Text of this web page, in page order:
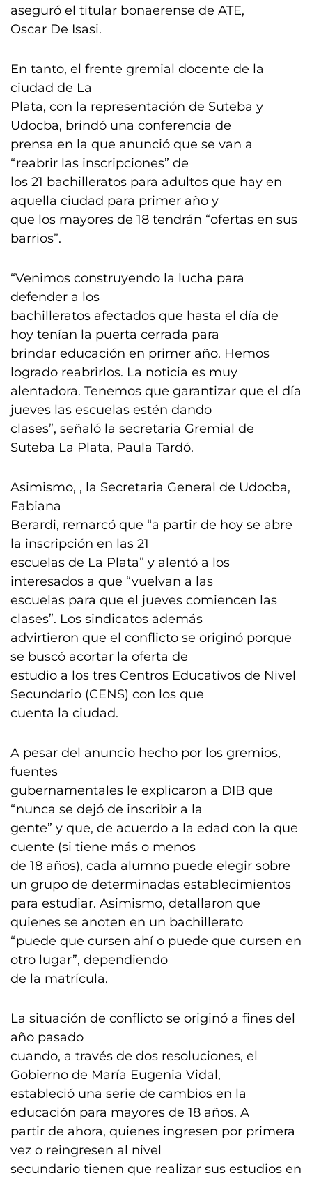
aseguró el titular bonaerense de ATE,
Oscar De Isasi.
En tanto, el frente gremial docente de la
ciudad de La
Plata, con la representación de Suteba y
Udocba, brindó una conferencia de
prensa en la que anunció que se van a
“reabrir las inscripciones” de
los 21 bachilleratos para adultos que hay en
aquella ciudad para primer año y
que los mayores de 18 tendrán “ofertas en sus
barrios”.
“Venimos construyendo la lucha para
defender a los
bachilleratos afectados que hasta el día de
hoy tenían la puerta cerrada para
brindar educación en primer año. Hemos
logrado reabrirlos. La noticia es muy
alentadora. Tenemos que garantizar que el día
jueves las escuelas estén dando
clases”, señaló la secretaria Gremial de
Suteba La Plata, Paula Tardó.
Asimismo, , la Secretaria General de Udocba,
Fabiana
Berardi, remarcó que “a partir de hoy se abre
la inscripción en las 21
escuelas de La Plata” y alentó a los
interesados a que “vuelvan a las
escuelas para que el jueves comiencen las
clases”. Los sindicatos además
advirtieron que el conflicto se originó porque
se buscó acortar la oferta de
estudio a los tres Centros Educativos de Nivel
Secundario (CENS) con los que
cuenta la ciudad.
A pesar del anuncio hecho por los gremios,
fuentes
gubernamentales le explicaron a DIB que
“nunca se dejó de inscribir a la
gente” y que, de acuerdo a la edad con la que
cuente (si tiene más o menos
de 18 años), cada alumno puede elegir sobre
un grupo de determinadas establecimientos
para estudiar. Asimismo, detallaron que
quienes se anoten en un bachillerato
“puede que cursen ahí o puede que cursen en
otro lugar”, dependiendo
de la matrícula.
La situación de conflicto se originó a fines del
año pasado
cuando, a través de dos resoluciones, el
Gobierno de María Eugenia Vidal,
estableció una serie de cambios en la
educación para mayores de 18 años. A
partir de ahora, quienes ingresen por primera
vez o reingresen al nivel
secundario tienen que realizar sus estudios en